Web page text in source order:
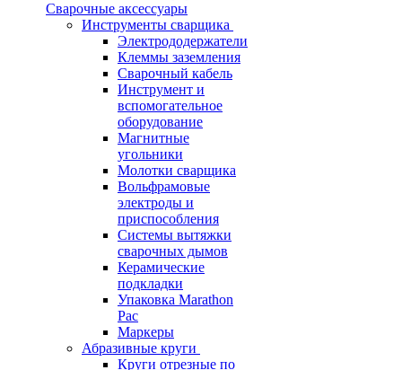
Сварочные аксессуары
Инструменты сварщика
Электрододержатели
Клеммы заземления
Сварочный кабель
Инструмент и
вспомогательное
оборудование
Магнитные
угольники
Молотки сварщика
Вольфрамовые
электроды и
приспособления
Системы вытяжки
сварочных дымов
Керамические
подкладки
Упаковка Marathon
Pac
Маркеры
Абразивные круги
Круги отрезные по